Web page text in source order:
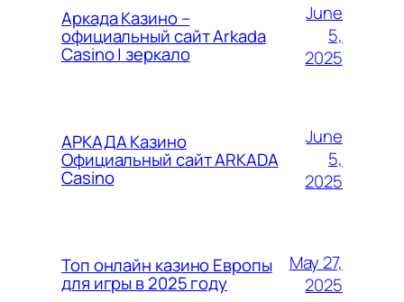
Аркада Казино –
официальный сайт Arkada
Casino | зеркало
June
5,
2025
АРКАДА Казино
Официальный сайт ARKADA
Casino
June
5,
2025
Топ онлайн казино Европы
для игры в 2025 году
May 27,
2025